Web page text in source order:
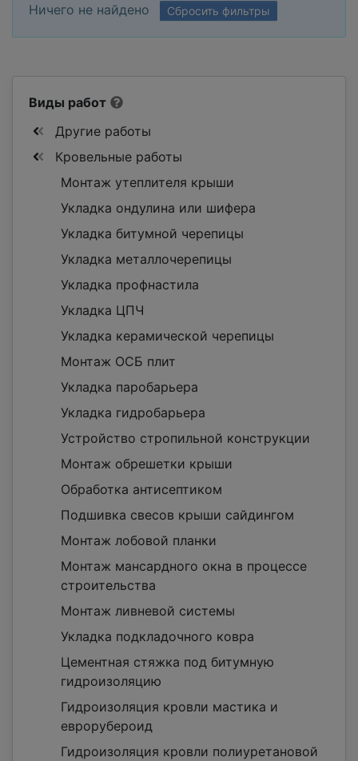
Ничего не найдено Сбросить фильтры
Виды работ
Другие работы
Кровельные работы
Монтаж утеплителя крыши
Укладка ондулина или шифера
Укладка битумной черепицы
Укладка металлочерепицы
Укладка профнастила
Укладка ЦПЧ
Укладка керамической черепицы
Монтаж ОСБ плит
Укладка паробарьера
Укладка гидробарьера
Устройство стропильной конструкции
Монтаж обрешетки крыши
Обработка антисептиком
Подшивка свесов крыши сайдингом
Монтаж лобовой планки
Монтаж мансардного окна в процессе
строительства
Монтаж ливневой системы
Укладка подкладочного ковра
Цементная стяжка под битумную
гидроизоляцию
Гидроизоляция кровли мастика и
еврорубероид
Гидроизоляция кровли полиуретановой